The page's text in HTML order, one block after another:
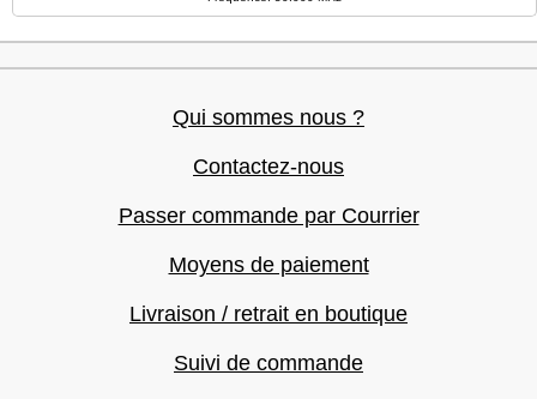
Qui sommes nous ?
Contactez-nous
Passer commande par Courrier
Moyens de paiement
Livraison / retrait en boutique
Suivi de commande